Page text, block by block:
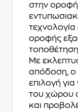
στην
οροφής
Με
απόδοση, ο
επιλογή
του χώρου
και